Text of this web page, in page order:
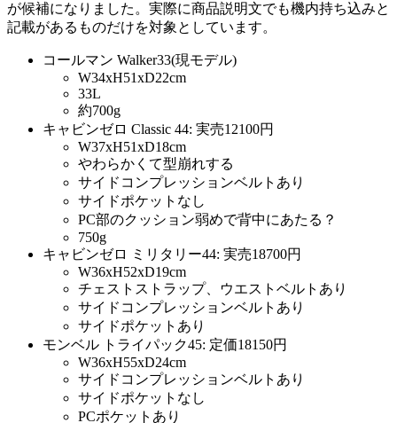
が候補になりました。実際に商品説明文でも機内持ち込みと
記載があるものだけを対象としています。
コールマン Walker33(現モデル)
W34xH51xD22cm
33L
約700g
キャビンゼロ Classic 44: 実売12100円
W37xH51xD18cm
やわらかくて型崩れする
サイドコンプレッションベルトあり
サイドポケットなし
PC部のクッション弱めで背中にあたる？
750g
キャビンゼロ ミリタリー44: 実売18700円
W36xH52xD19cm
チェストストラップ、ウエストベルトあり
サイドコンプレッションベルトあり
サイドポケットあり
モンベル トライパック45: 定価18150円
W36xH55xD24cm
サイドコンプレッションベルトあり
サイドポケットなし
PCポケットあり